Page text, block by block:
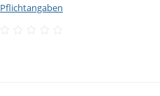
Pflichtangaben